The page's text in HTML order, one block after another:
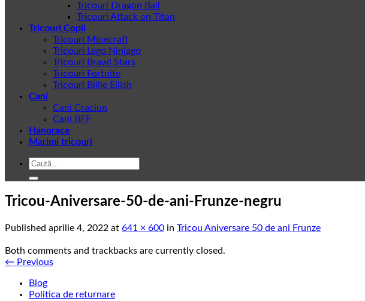
Tricouri Dragon Ball
Tricouri Attack on Titan
Tricouri Copii
Tricouri Minecraft
Tricouri Lego Ninjago
Tricouri Brawl Stars
Tricouri Fortnite
Tricouri Billie Eilish
Cani
Cani Craciun
Cani BFF
Hanorace
Marimi tricouri
Caută
Tricou-Aniversare-50-de-ani-Frunze-negru
Published aprilie 4, 2022 at 641 × 600 in Tricou Aniversare 50 de ani Frunze
Both comments and trackbacks are currently closed.
← Previous
Blog
Politica de returnare